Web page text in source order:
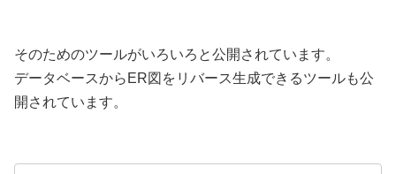
そのためのツールがいろいろと公開されています。
データベースからER図をリバース生成できるツールも公
開されています。